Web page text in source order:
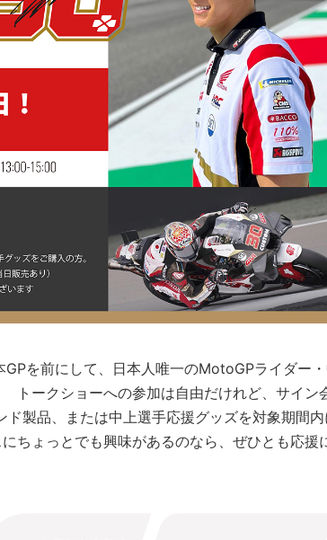
を前にして、日本人唯一のMotoGPライダー
トークショーへの参加は自由だけれど、サイン
製品、または中上選手応援グッズを対象期間内
ちょっとでも興味があるのなら、ぜひとも応援